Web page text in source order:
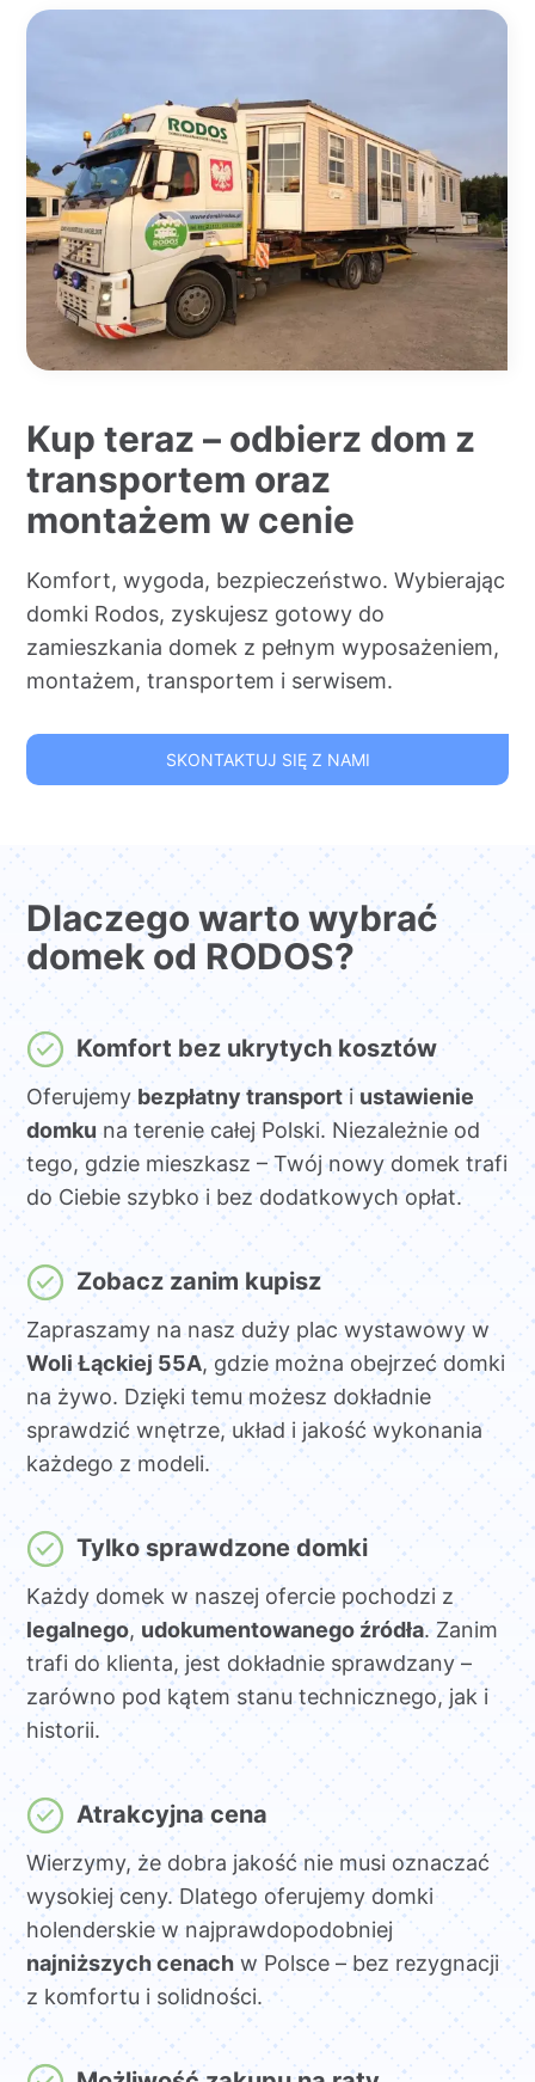
Kup teraz – odbierz dom z
transportem oraz
montażem w cenie
Komfort, wygoda, bezpieczeństwo. Wybierając
domki Rodos, zyskujesz gotowy do
zamieszkania domek z pełnym wyposażeniem,
montażem, transportem i serwisem.
SKONTAKTUJ SIĘ Z NAMI
Dlaczego warto wybrać
domek od RODOS?
Komfort bez ukrytych kosztów
Oferujemybezpłatny transporti ustawienie
domkuna terenie całej Polski. Niezależnie od
tego, gdzie mieszkasz – Twój nowy domek trafi
do Ciebie szybko i bez dodatkowych opłat.
Zobacz zanim kupisz
Zapraszamy na nasz duży plac wystawowy w
Woli Łąckiej 55A, gdzie można obejrzeć domki
na żywo. Dzięki temu możesz dokładnie
sprawdzić wnętrze, układ i jakość wykonania
każdego z modeli.
Tylko sprawdzone domki
Każdy domek w naszej ofercie pochodzi z
legalnego, udokumentowanego źródła. Zanim
trafi do klienta, jest dokładnie sprawdzany –
zarówno pod kątem stanu technicznego, jak i
historii.
Atrakcyjna cena
Wierzymy, że dobra jakość nie musi oznaczać
wysokiej ceny. Dlatego oferujemy domki
holenderskie w najprawdopodobniej
najniższych cenachw Polsce – bez rezygnacji
z komfortu i solidności.